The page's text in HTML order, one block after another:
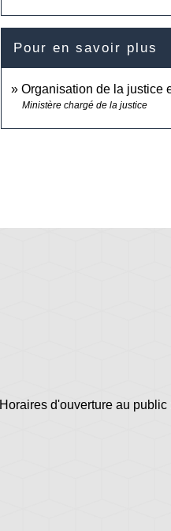
Pour en savoir plus
Organisation de la justice
Ministère chargé de la justice
Horaires d'ouverture au